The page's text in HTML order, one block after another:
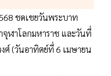
ชดเชยวันพระบาท
ฬาโลกมหาราช และวันที่
ศ์ (วันอาทิตย์ที่ 6 เมษายน